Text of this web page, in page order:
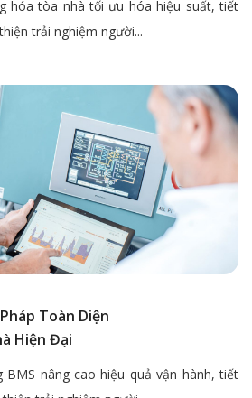
hóa tòa nhà tối ưu hóa hiệu suất, tiết
trải nghiệm người...
Toàn Diện
Hiện Đại
BMS nâng cao hiệu quả vận hành, tiết